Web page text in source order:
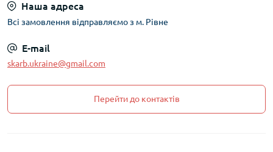
Наша адреса
Всі замовлення відправляємо з м. Рівне
E-mail
skarb.ukraine@gmail.com
Перейти до контактів